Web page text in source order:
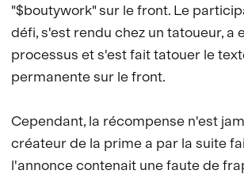
"$boutywork" sur le front. Le
défi, s'est rendu chez un tatoueur, a
processus et s'est fait tatouer le
permanente sur le front.
Cependant, la récompense n'est
créateur de la prime a par la suite
l'annonce contenait une faute de